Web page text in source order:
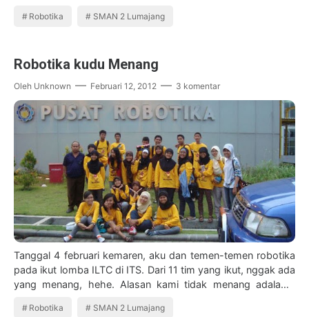
Robotika SMAN 2 Lumajang
Robotika kudu Menang
Oleh Unknown Februari 12, 2012 3 komentar
Tanggal 4 februari kemaren, aku dan temen-temen robotika
pada ikut lomba ILTC di ITS. Dari 11 tim yang ikut, nggak ada
yang menang, hehe. Alasan kami tidak menang adalah...
Robotika SMAN 2 Lumajang